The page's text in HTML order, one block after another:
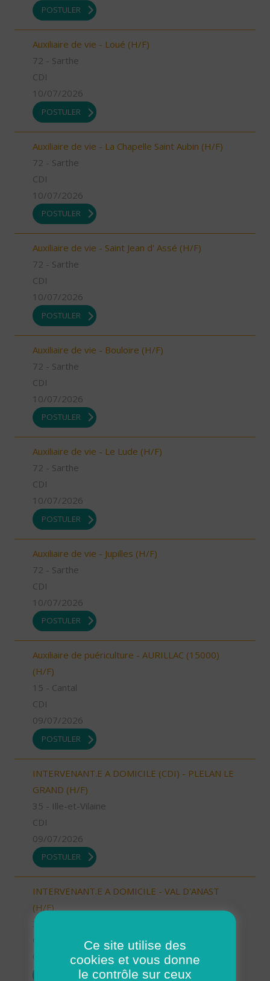
POSTULER
Auxiliaire de vie - Loué (H/F)
72 - Sarthe
CDI
10/07/2026
POSTULER
Auxiliaire de vie - La Chapelle Saint Aubin (H/F)
72 - Sarthe
CDI
10/07/2026
POSTULER
Auxiliaire de vie - Saint Jean d' Assé (H/F)
72 - Sarthe
CDI
10/07/2026
POSTULER
Auxiliaire de vie - Bouloire (H/F)
72 - Sarthe
CDI
10/07/2026
POSTULER
Auxiliaire de vie - Le Lude (H/F)
72 - Sarthe
CDI
10/07/2026
POSTULER
Auxiliaire de vie - Jupilles (H/F)
72 - Sarthe
CDI
10/07/2026
POSTULER
Auxiliaire de puériculture - AURILLAC (15000)
(H/F)
15 - Cantal
CDI
09/07/2026
POSTULER
INTERVENANT.E A DOMICILE (CDI) - PLELAN LE
GRAND (H/F)
35 - Ille-et-Vilaine
CDI
09/07/2026
POSTULER
INTERVENANT.E A DOMICILE - VAL D'ANAST
(H/F)
35 - Ille-et-Vilaine
09/07/2026
Ce site utilise des
cookies et vous donne
le contrôle sur ceux